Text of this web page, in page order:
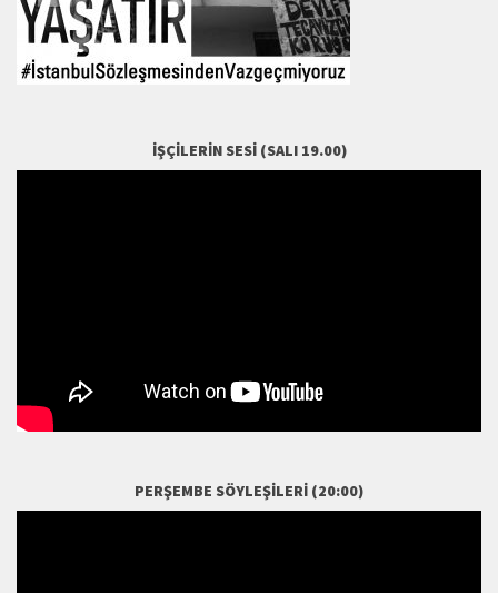
İŞÇILERIN SESI (SALI 19.00)
PERŞEMBE SÖYLEŞILERI (20:00)